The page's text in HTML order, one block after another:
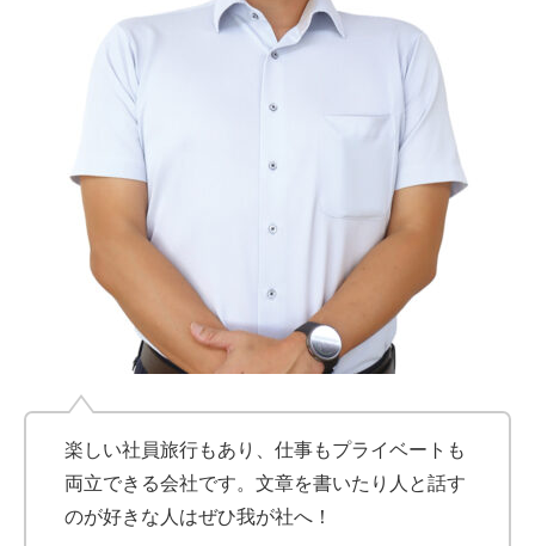
楽しい社員旅行もあり、仕事もプライベートも
両立できる会社です。文章を書いたり人と話す
のが好きな人はぜひ我が社へ！